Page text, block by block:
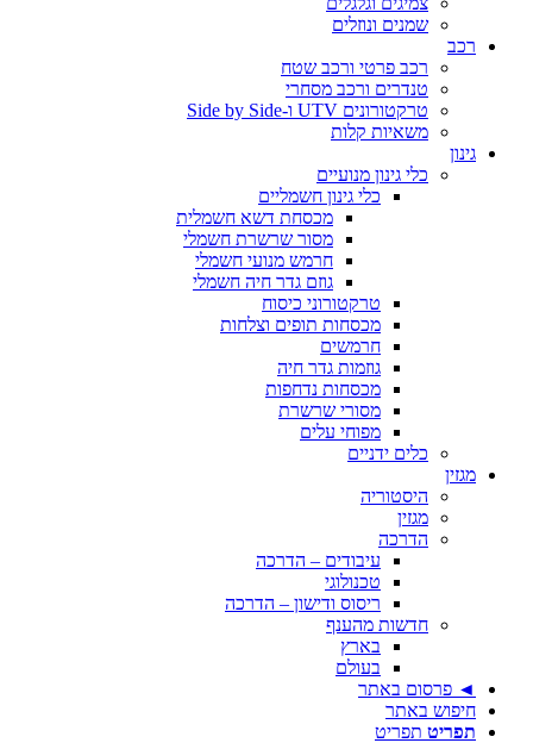
שמנים ונוזלים
רכב
רכב פרטי ורכב שטח
טנדרים ורכב מסחרי
טרקטורונים UTV ו-Side by Side
משאיות קלות
גינון
כלי גינון מנועיים
כלי גינון חשמליים
מכסחת דשא חשמלית
מסור שרשרת חשמלי
חרמש מנועי חשמלי
גוזם גדר חיה חשמלי
טרקטורוני כיסוח
מכסחות תופים וצלחות
חרמשים
גוזמות גדר חיה
מכסחות נדחפות
מסורי שרשרת
מפוחי עלים
כלים ידניים
מגזין
היסטוריה
מגזין
הדרכה
עיבודים – הדרכה
טכנולוגי
ריסוס ודישון – הדרכה
חדשות מהענף
בארץ
בעולם
◄ פרסום באתר
חיפוש באתר
תפריט תפריט